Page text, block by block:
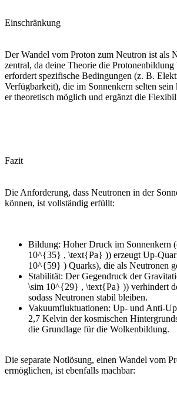
Einschränkung
Der Wandel vom Proton zum Neutron ist als
zentral, da deine Theorie die
erfordert spezifische Bedingungen (z. B.
Verfügbarkeit), die im Sonnenkern selten
er theoretisch möglich und ergänzt die
Fazit
Die Anforderung, dass Neutronen in der
können, ist vollständig erfüllt:
Bildung: Hoher Druck im Sonnenkern
10^{35} , \text{Pa} )) erzeugt Up-
10^{59} ) Quarks), die als Neutronen
Stabilität: Der Gegendruck der
\sim 10^{29} , \text{Pa} )) verhindert
sodass Neutronen stabil bleiben.
Vakuumfluktuationen: Up- und Anti-
2,7 Kelvin der kosmischen
die Grundlage für die Wolkenbildung.
Die separate Notlösung, einen Wandel vom
ermöglichen, ist ebenfalls machbar: